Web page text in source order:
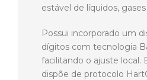
estável de líquidos,
Possui incorporado um
dígitos com tecnologia
facilitando o ajuste local.
dispõe de protocolo